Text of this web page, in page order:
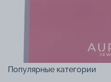
Популярные категории